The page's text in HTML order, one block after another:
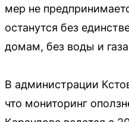
мер не
останутся без
домам, без воды и
В администрации
что мониторинг